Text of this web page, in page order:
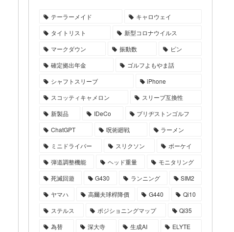
テーラーメイド
キャロウェイ
タイトリスト
新型コロナウイルス
マークダウン
振動数
ピン
確定拠出年金
ゴルフよもやま話
シャフトスリーブ
iPhone
スコッティキャメロン
スリーブ互換性
新製品
IDeCo
ブリヂストンゴルフ
ChatGPT
呪術廻戦
ラーメン
ミニドライバー
スリクソン
ボーケイ
弾道調整機能
ヘッド重量
モニタリング
死滅回遊
G430 ランニング
SIM2
ヤマハ
高爾夫球桿降價 G440
Qi10
ステルス
ポジショニングマップ
Qi35
為替
深大寺 生成AI
ELYTE